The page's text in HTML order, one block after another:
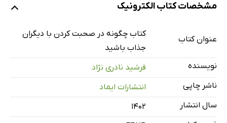
خودتان را به لذت پیوند دهید، نه درد
چگونه با افرادی که به تازگی با آن‌ها آشنا شدید، بحثی گرم و
صمیمی داشته باشید.
چگونه با فردی کاملا غریبه، دوستی را آغاز کنید
نکنید
چگونه زمانی که پشت سر هم بین صحبتتان تداخل ایجاد
مشخصات کتاب الکترونیک
عنوان کتاب
کتاب چگونه در صحبت کردن با دیگران
جذاب باشید
نویسنده
فرشید نادری نژاد
ناشر چاپی
انتشارات ایماد
سال انتشار
۱۴۰۲